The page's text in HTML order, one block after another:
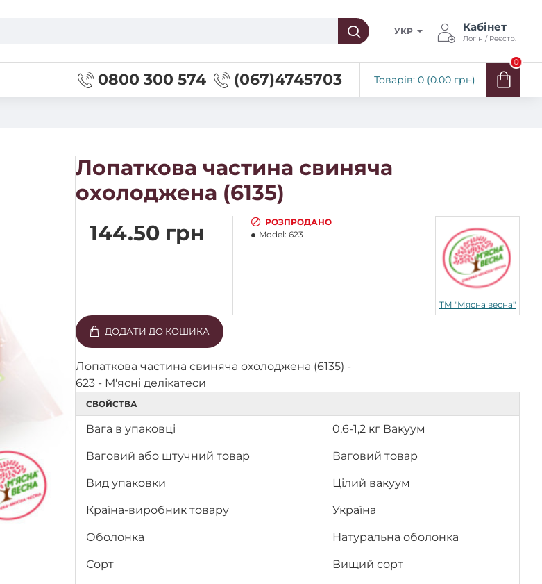
УКР Кабінет
Логін / Реєстр.
0800 300 574 (067)4745703 Товарів: 0 (0.00 грн)
0
Лопаткова частина свиняча
охолоджена (6135)
144.50 грн
РОЗПРОДАНО
Model: 623
ТМ "Мясна весна"
ДОДАТИ ДО КОШИКА
Лопаткова частина свиняча охолоджена (6135) -
623 - М'ясні делікатеси
СВОЙСТВА
Вага в упаковці 0,6-1,2 кг Вакуум
Ваговий або штучний товар Ваговий товар
Вид упаковки Цілий вакуум
Країна-виробник товару Україна
Оболонка Натуральна оболонка
Сорт Вищий сорт